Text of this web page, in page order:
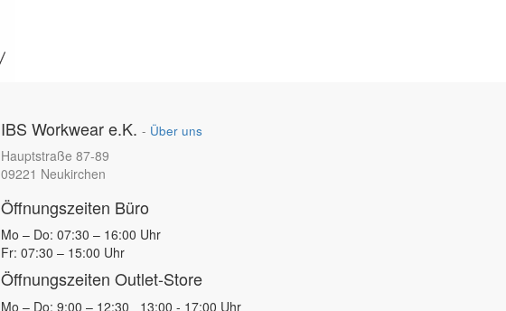
IBS Workwear e.K. - Über uns
Hauptstraße 87-89
09221 Neukirchen
Öffnungszeiten Büro
Mo – Do: 07:30 – 16:00 Uhr
Fr: 07:30 – 15:00 Uhr
Öffnungszeiten Outlet-Store
Mo – Do: 9:00 – 12:30 13:00 - 17:00 Uhr